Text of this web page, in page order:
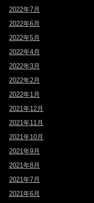
2022年7月
2022年6月
2022年5月
2022年4月
2022年3月
2022年2月
2022年1月
2021年12月
2021年11月
2021年10月
2021年9月
2021年8月
2021年7月
2021年6月